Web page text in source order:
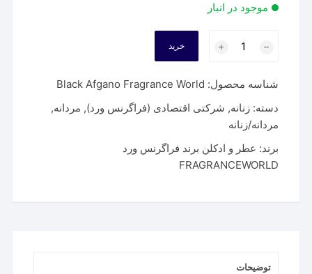
موجود در انبار
فراگرنس
بلک
افغان
Afgano
Fragrance
خرید
شناسه محصول: Black Afgano Fragrance World
دسته:زنانه, شرکتی اقتصادی (فراگرنس ورد), مردانه,
مردانه/زنانه
برند: عطر و ادکلن برند فراگرنس ورد
FRAGRANCEWORLD
توضیحات